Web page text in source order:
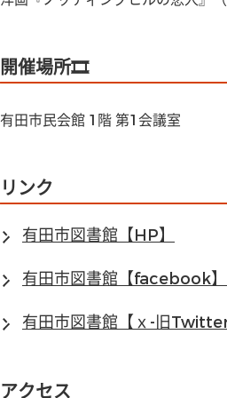
開催場所🎞️
有田市民会館 1階 第1会議室
リンク
有田市図書館【HP】
有田市図書館【facebook】
有田市図書館【ｘ-旧
アクセス